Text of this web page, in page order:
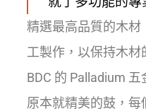
精選最高品質的木材
工製作，以保持木材
BDC 的 Palladium
原本就精美的鼓，